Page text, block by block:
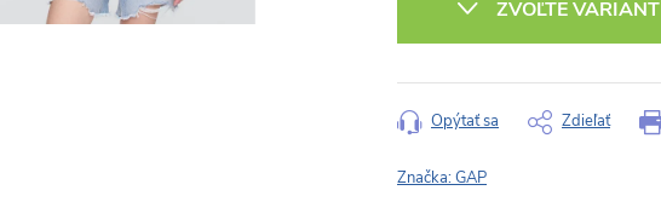
ZVOĽTE VARIANT
Opýtať sa Zdieľať
Značka:GAP